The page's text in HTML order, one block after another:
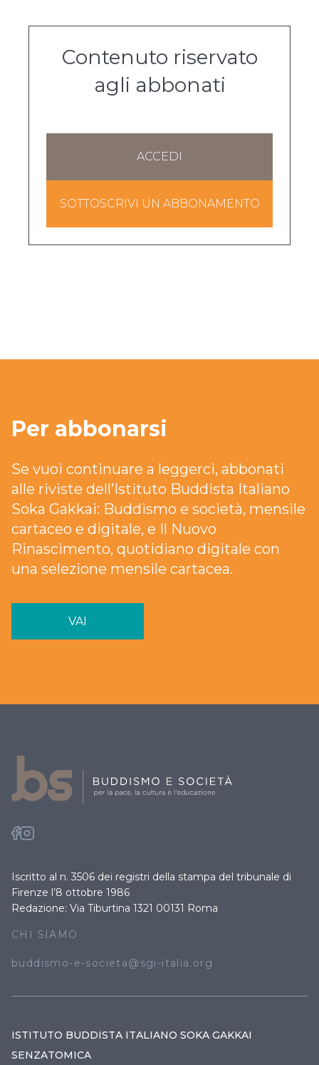
Contenuto riservato
agli abbonati
ACCEDI
SOTTOSCRIVI UN ABBONAMENTO
Per abbonarsi
Se vuoi continuare a leggerci, abbonati
alle riviste dell’Istituto Buddista Italiano
Soka Gakkai: Buddismo e società, mensile
cartaceo e digitale, e Il Nuovo
Rinascimento, quotidiano digitale con
una selezione mensile cartacea.
VAI
Iscritto al n. 3506 dei registri della stampa del tribunale di
Firenze l’8 ottobre 1986
Redazione: Via Tiburtina 1321 00131 Roma
CHI SIAMO
buddismo-e-societa@sgi-italia.org
ISTITUTO BUDDISTA ITALIANO SOKA GAKKAI
SENZATOMICA